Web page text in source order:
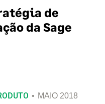
de
da Sage
MAIO 2018